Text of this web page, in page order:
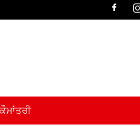
ਕੌਮਾਂਤਰੀ